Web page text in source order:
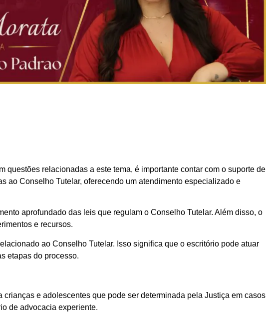
relacionadas a este tema, é importante contar com o suporte de
ao Conselho Tutelar, oferecendo um atendimento especializado e
aprofundado das leis que regulam o Conselho Tutelar. Além disso, o
e recursos.
ao Conselho Tutelar. Isso significa que o escritório pode atuar
etapas do processo.
e adolescentes que pode ser determinada pela Justiça em casos
de advocacia experiente.